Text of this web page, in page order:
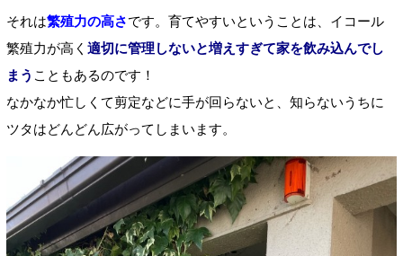
それは繁殖力の高さです。育てやすいということは、イコール
繁殖力が高く 適切に管理しないと増えすぎて家を飲み込んでし
まう こともあるのです！
なかなか忙しくて剪定などに手が回らないと、知らないうちに
ツタはどんどん広がってしまいます。